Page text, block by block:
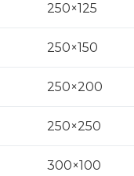
250×125
250×150
250×200
250×250
300×100